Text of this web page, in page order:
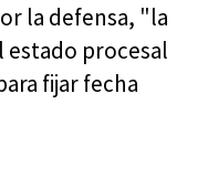
la defensa, "la
estado procesal
fijar fecha